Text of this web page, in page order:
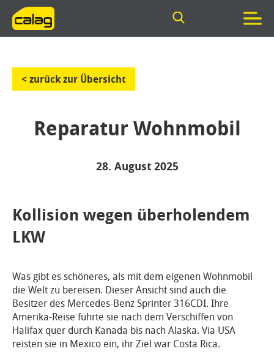
< zurück zur Übersicht
Reparatur Wohnmobil
28. August 2025
Kollision wegen überholendem
LKW
Was gibt es schöneres, als mit dem eigenen Wohnmobil
die Welt zu bereisen. Dieser Ansicht sind auch die
Besitzer des Mercedes-Benz Sprinter 316CDI. Ihre
Amerika-Reise führte sie nach dem Verschiffen von
Halifax quer durch Kanada bis nach Alaska. Via USA
reisten sie in Mexico ein, ihr Ziel war Costa Rica.